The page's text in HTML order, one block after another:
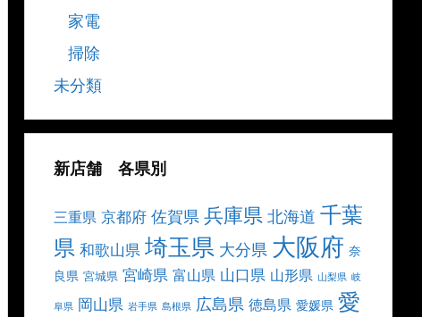
家電
掃除
未分類
新店舗 各県別
三重県 京都府 佐賀県 兵庫県 北海道 千葉
県 和歌山県 埼玉県 大分県 大阪府 奈
良県 宮城県 宮崎県 富山県 山口県 山形県 山梨県 岐
阜県 岡山県 岩手県 島根県 広島県 徳島県 愛媛県 愛